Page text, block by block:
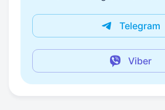
Telegram
Viber